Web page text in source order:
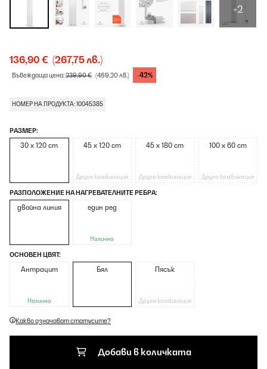
+2
136,90 € (267,75 лв.)
Въвеждаща цена:239,90 € (469,20 лв.) -42%
НОМЕР НА ПРОДУКТА: 10045385
РАЗМЕР:
30 x 120 cm 45 x 120 cm
Друга комбинация
45 x 180 cm
Друга комбинация
100 x 60 cm
Друга комбинация
РАЗПОЛОЖЕНИЕ НА НАГРЕВАТЕЛНИТЕ РЕБРА:
двойна линия един ред
Налично
ОСНОВЕН ЦВЯТ:
Антрацит
Налично
Бял Пясък
Друга комбинация
Какво означават статусите?
Добави в количката